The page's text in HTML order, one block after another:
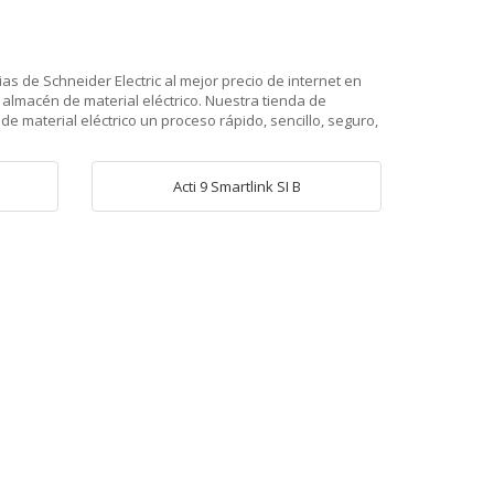
de Schneider Electric al mejor precio de internet en
de material eléctrico. Nuestra tienda de
material eléctrico un proceso rápido, sencillo, seguro,
Acti 9 Smartlink SI B